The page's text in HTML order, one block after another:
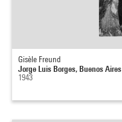
Gisèle Freund
Jorge Luis Borges, Buenos Aires
1943